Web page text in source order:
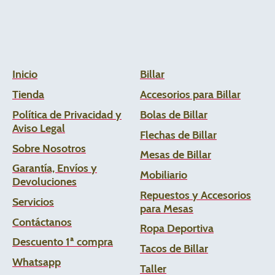
Inicio
Tienda
Política de Privacidad y
Aviso Legal
Sobre Nosotros
Garantía, Envíos y
Devoluciones
Servicios
Contáctanos
Descuento 1ª compra
Whatsapp
Billar
Accesorios para Billar
Bolas de Billar
Flechas de Billar
Mesas de Billar
Mobiliario
Repuestos y Accesorios
para Mesas
Ropa Deportiva
Tacos de Billar
Taller